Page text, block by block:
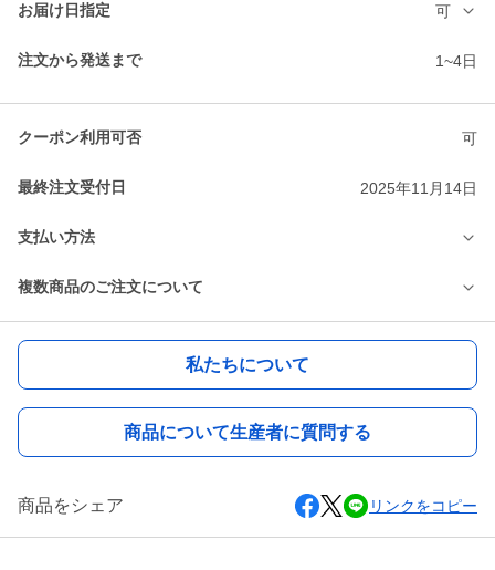
お届け日指定 可
注文から発送まで 1~4日
クーポン利用可否 可
最終注文受付日 2025年11月14日
支払い方法
複数商品のご注文について
私たちについて
商品について生産者に質問する
商品をシェア リンクをコピー